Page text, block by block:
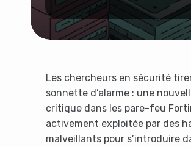
Les chercheurs en sécurité
sonnette d’alarme : une
critique dans les pare-feu
activement exploitée par des
malveillants pour s’introduire